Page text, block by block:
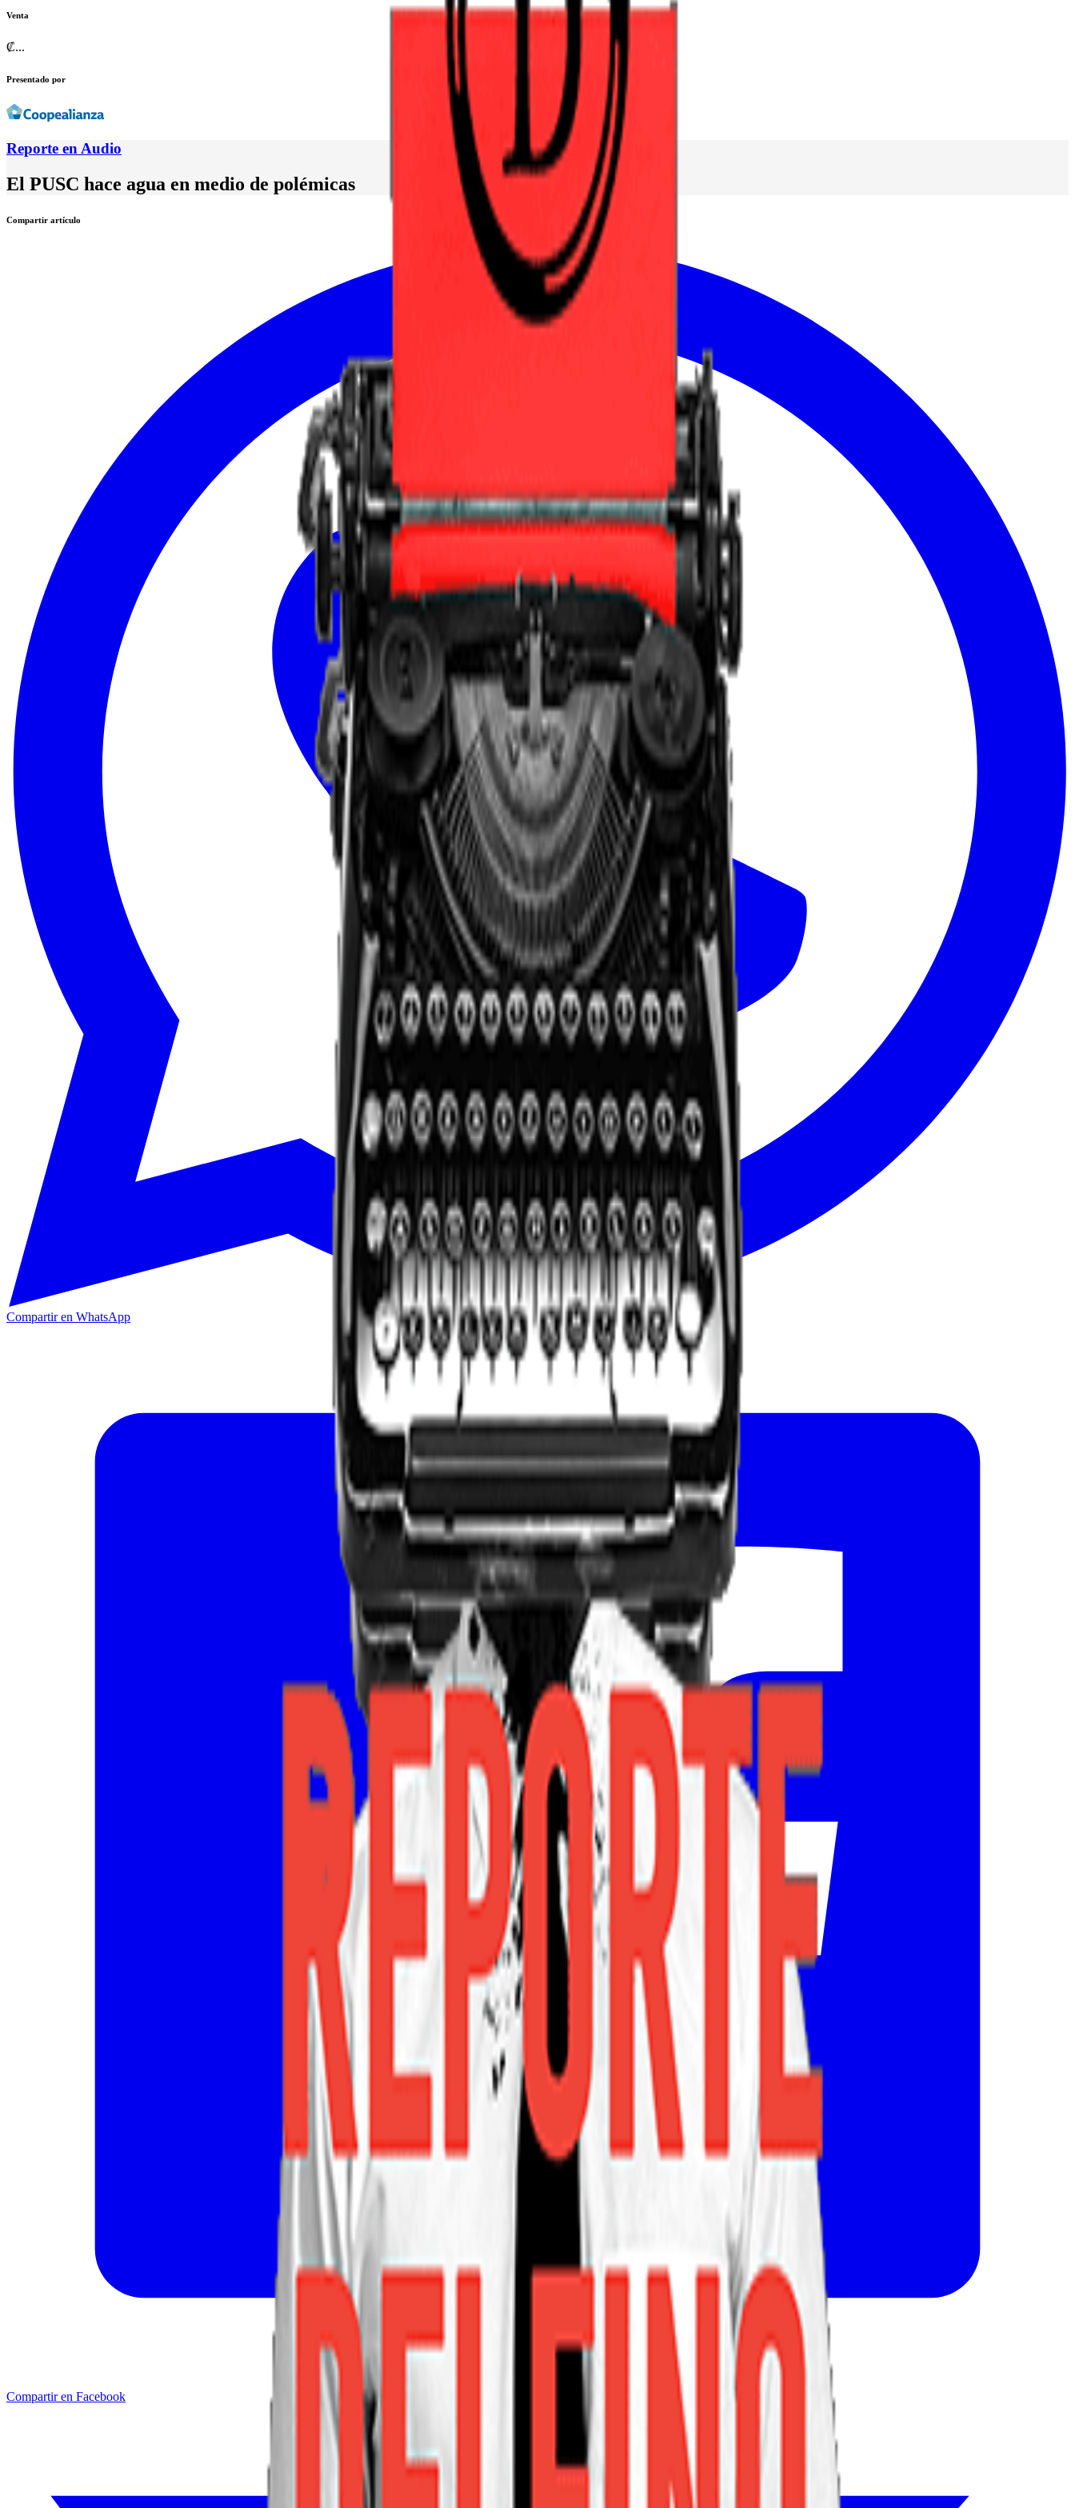
Venta
₡...
Presentado por
Reporte en Audio
El PUSC hace agua en medio de polémicas
Compartir artículo
Compartir en WhatsApp
Compartir en Facebook